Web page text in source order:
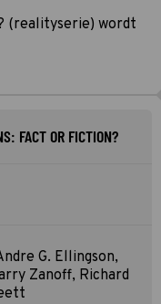
(realityserie) wordt
FACT OR FICTION?
G. Ellingson,
Zanoff, Richard